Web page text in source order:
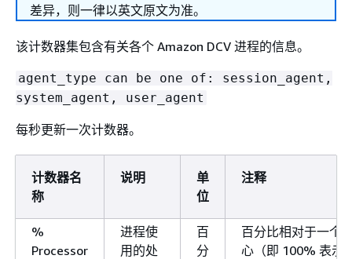
差异，则一律以英文原文为准。
该计数器集包含有关各个 Amazon DCV 进程的信息。
agent_type can be one of: session_agent,
system_agent, user_agent
每秒更新一次计数器。
计数器名
称
说明
单
位
注释
%
Processor
进程使
用的处
百
分
百分比相对于一个
心（即 100% 表示